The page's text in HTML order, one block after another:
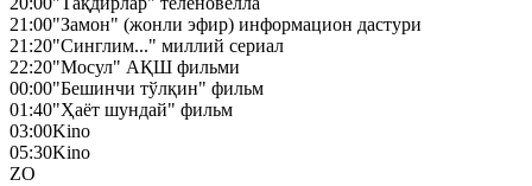
21:00"Замон" (жонли эфир) информацион дастури
21:20"Синглим..." миллий сериал
22:20"Мосул" АҚШ фильми
00:00"Бешинчи тўлқин" фильм
01:40"Ҳаёт шундай" фильм
03:00Kino
05:30Kino
ZO